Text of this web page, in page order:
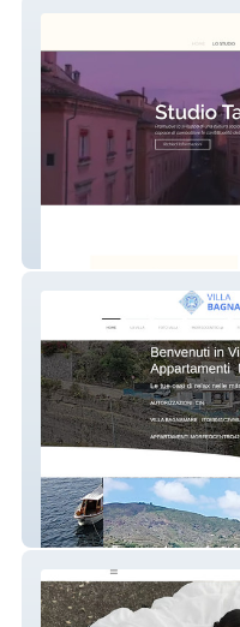
Villa Bagnamare